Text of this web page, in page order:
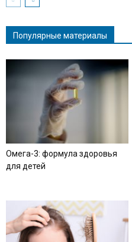
Популярные материалы
Омега-3: формула здоровья
для детей